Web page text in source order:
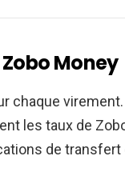
Money
chaque
les taux de
de transfert